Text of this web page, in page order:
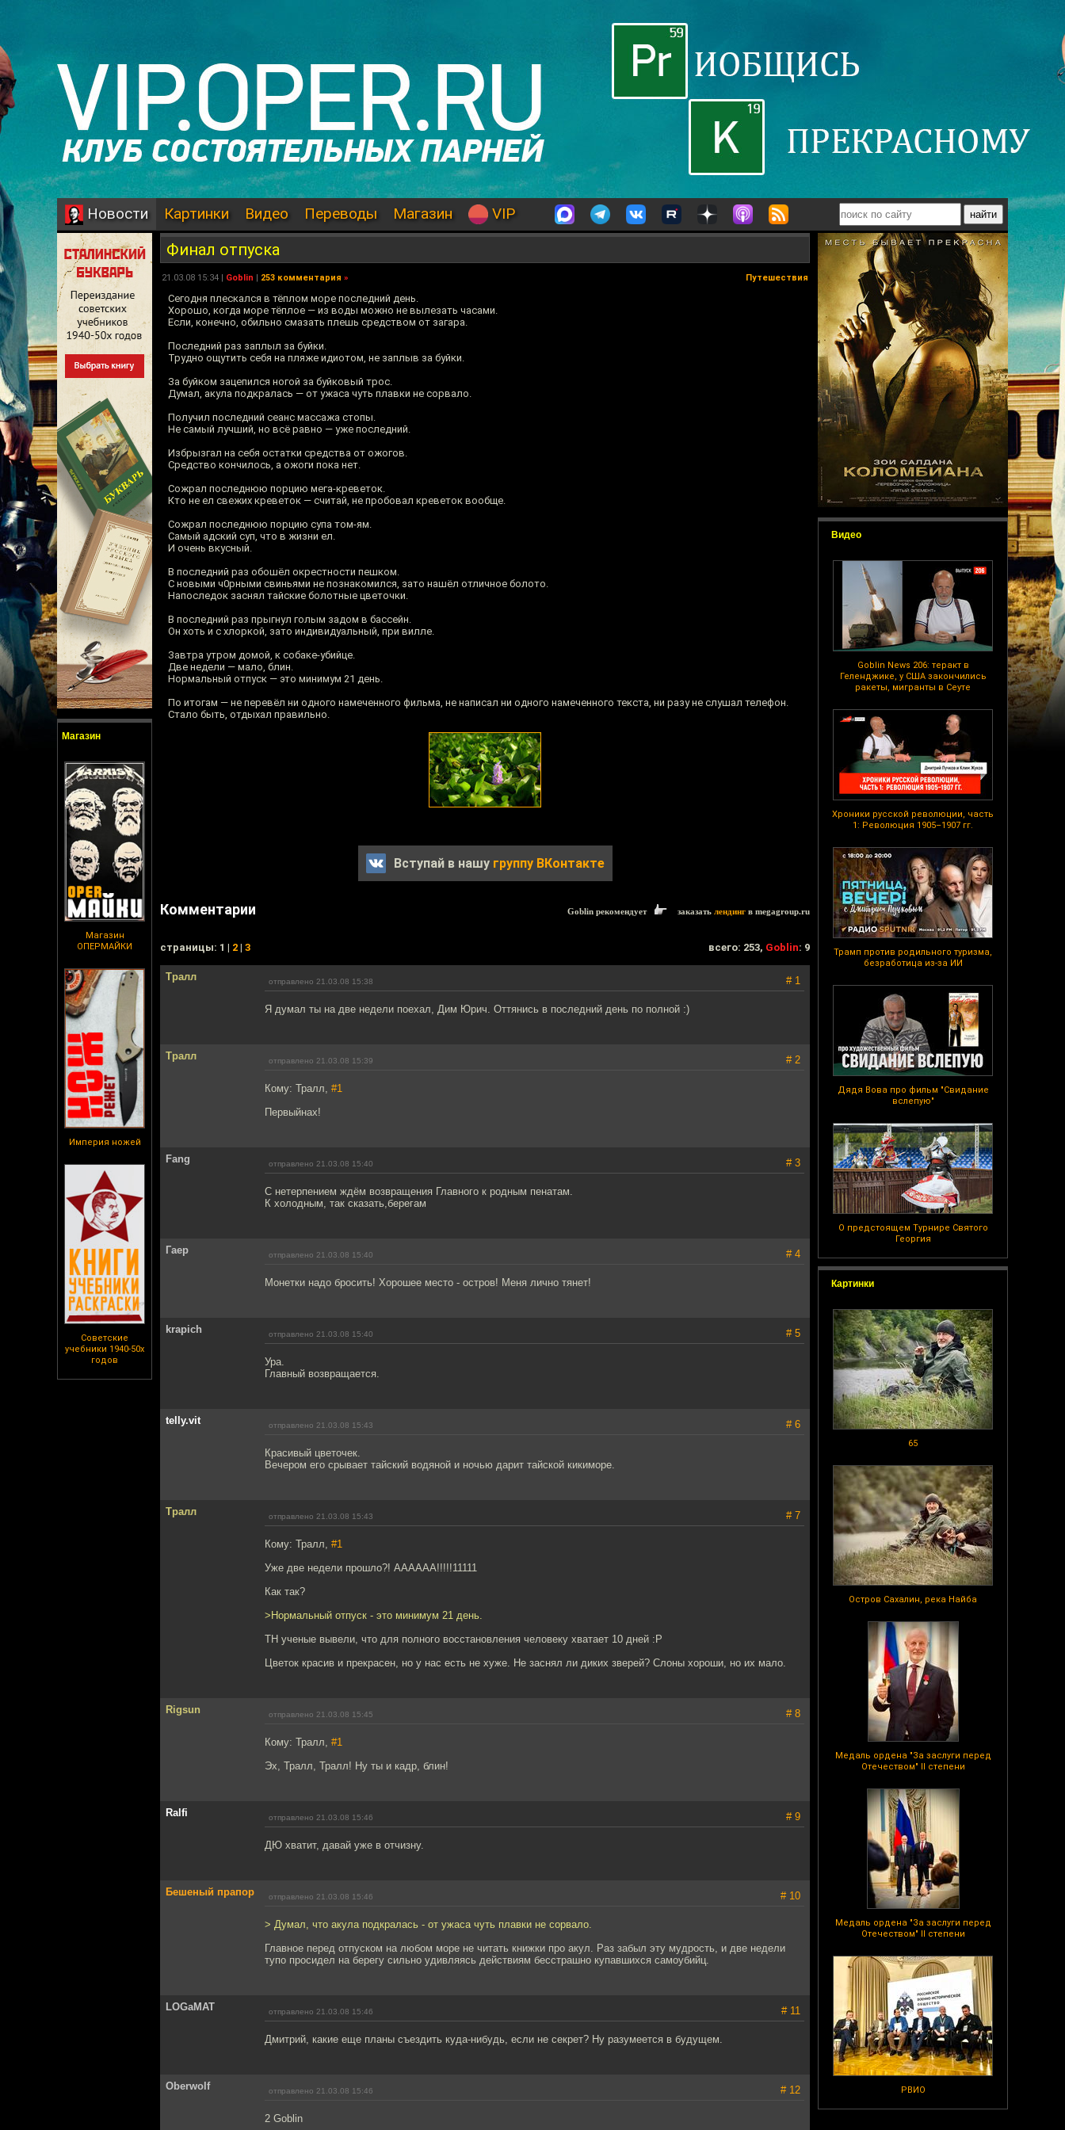
Новости Картинки Видео Переводы Магазин VIP
Магазин
Магазин
ОПЕРМАЙКИ
Империя ножей
Советские
учебники 1940-50х
годов
Видео
Goblin News 206: теракт в
Геленджике, у США закончились
ракеты, мигранты в Сеуте
Хроники русской революции, часть
1: Революция 1905–1907 гг.
Трамп против родильного туризма,
безработица из-за ИИ
Дядя Вова про фильм "Свидание
вслепую"
О предстоящем Турнире Святого
Георгия
Картинки
65
Остров Сахалин, река Найба
Медаль ордена "За заслуги перед
Отечеством" II степени
Медаль ордена "За заслуги перед
Отечеством" II степени
РВИО
Финал отпуска
21.03.08 15:34 | Goblin | 253 комментария » Путешествия
Сегодня плескался в тёплом море последний день.
Хорошо, когда море тёплое — из воды можно не вылезать часами.
Если, конечно, обильно смазать плешь средством от загара.
Последний раз заплыл за буйки.
Трудно ощутить себя на пляже идиотом, не заплыв за буйки.
За буйком зацепился ногой за буйковый трос.
Думал, акула подкралась — от ужаса чуть плавки не сорвало.
Получил последний сеанс массажа стопы.
Не самый лучший, но всё равно — уже последний.
Избрызгал на себя остатки средства от ожогов.
Средство кончилось, а ожоги пока нет.
Сожрал последнюю порцию мега-креветок.
Кто не ел свежих креветок — считай, не пробовал креветок вообще.
Сожрал последнюю порцию супа том-ям.
Самый адский суп, что в жизни ел.
И очень вкусный.
В последний раз обошёл окрестности пешком.
С новыми ч0рными свиньями не познакомился, зато нашёл отличное болото.
Напоследок заснял тайские болотные цветочки.
В последний раз прыгнул голым задом в бассейн.
Он хоть и с хлоркой, зато индивидуальный, при вилле.
Завтра утром домой, к собаке-убийце.
Две недели — мало, блин.
Нормальный отпуск — это минимум 21 день.
По итогам — не перевёл ни одного намеченного фильма, не написал ни одного намеченного текста, ни разу не слушал телефон.
Стало быть, отдыхал правильно.
Вступай в нашу группу ВКонтакте
Комментарии Goblin рекомендует заказать лендинг в megagroup.ru
cтраницы: 1 | 2 | 3 всего: 253, Goblin: 9
Тралл отправлено 21.03.08 15:38 # 1
Я думал ты на две недели поехал, Дим Юрич. Оттянись в последний день по полной :)
Тралл отправлено 21.03.08 15:39 # 2
Кому: Тралл, #1
Первыйнах!
Fang отправлено 21.03.08 15:40 # 3
С нетерпением ждём возвращения Главного к родным пенатам.
К холодным, так сказать,берегам
Гаер отправлено 21.03.08 15:40 # 4
Монетки надо бросить! Хорошее место - остров! Меня лично тянет!
krapich отправлено 21.03.08 15:40 # 5
Ура.
Главный возвращается.
telly.vit отправлено 21.03.08 15:43 # 6
Красивый цветочек.
Вечером его срывает тайский водяной и ночью дарит тайской кикиморе.
Тралл отправлено 21.03.08 15:43 # 7
Кому: Тралл, #1
Уже две недели прошло?! АААААА!!!!!11111
Как так?
>Нормальный отпуск - это минимум 21 день.
ТН ученые вывели, что для полного восстановления человеку хватает 10 дней :Р
Цветок красив и прекрасен, но у нас есть не хуже. Не заснял ли диких зверей? Слоны хороши, но их мало.
Rigsun отправлено 21.03.08 15:45 # 8
Кому: Тралл, #1
Эх, Тралл, Тралл! Ну ты и кадр, блин!
Ralfi отправлено 21.03.08 15:46 # 9
ДЮ хватит, давай уже в отчизну.
Бешеный прапор отправлено 21.03.08 15:46 # 10
> Думал, что акула подкралась - от ужаса чуть плавки не сорвало.
Главное перед отпуском на любом море не читать книжки про акул. Раз забыл эту мудрость, и две недели
тупо просидел на берегу сильно удивляясь действиям бесстрашно купавшихся самоубийц.
LOGaMAT отправлено 21.03.08 15:46 # 11
Дмитрий, какие еще планы съездить куда-нибудь, если не секрет? Ну разумеется в будущем.
Oberwolf отправлено 21.03.08 15:46 # 12
2 Goblin